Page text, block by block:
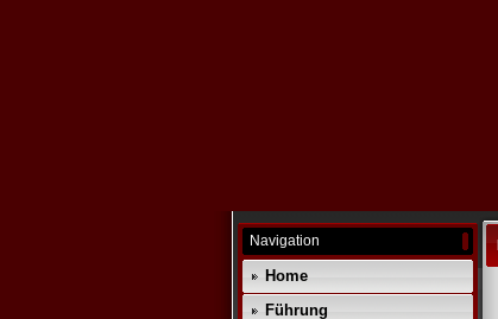
Navigation
Home
Führung